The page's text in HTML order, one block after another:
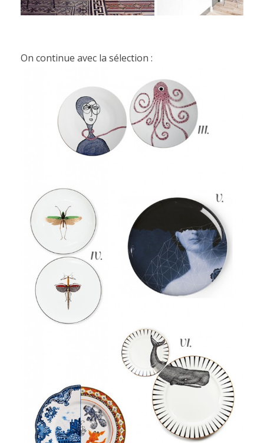
On continue avec la sélection :